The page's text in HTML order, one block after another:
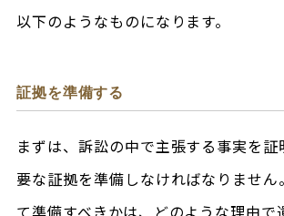
以下のようなものになります。
証拠を準備する
まずは、訴訟の中で主張する事実を
要な証拠を準備しなければなりません
て準備すべきかは、どのような理由で